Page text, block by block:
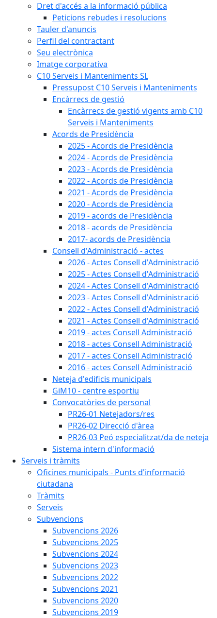
Dret d'accés a la informació pública
Peticions rebudes i resolucions
Tauler d'anuncis
Perfil del contractant
Seu electrònica
Imatge corporativa
C10 Serveis i Manteniments SL
Pressupost C10 Serveis i Manteniments
Encàrrecs de gestió
Encàrrecs de gestió vigents amb C10
Serveis i Manteniments
Acords de Presidència
2025 - Acords de Presidència
2024 - Acords de Presidència
2023 - Acords de Presidència
2022 - Acords de Presidència
2021 - Acords de Presidència
2020 - Acords de Presidència
2019 - acords de Presidència
2018 - acords de Presidència
2017- acords de Presidència
Consell d'Administració - actes
2026 - Actes Consell d'Administració
2025 - Actes Consell d'Administració
2024 - Actes Consell d'Administració
2023 - Actes Consell d'Administració
2022 - Actes Consell d'Administració
2021 - Actes Consell d'Administració
2019 - actes Consell Administració
2018 - actes Consell Administració
2017 - actes Consell Administració
2016 - actes Consell Administració
Neteja d'edificis municipals
GiM10 - centre esportiu
Convocatòries de personal
PR26-01 Netejadors/res
PR26-02 Direcció d'àrea
PR26-03 Peó especialitzat/da de neteja
Sistema intern d'informació
Serveis i tràmits
Oficines municipals - Punts d'informació
ciutadana
Tràmits
Serveis
Subvencions
Subvencions 2026
Subvencions 2025
Subvencions 2024
Subvencions 2023
Subvencions 2022
Subvencions 2021
Subvencions 2020
Subvencions 2019